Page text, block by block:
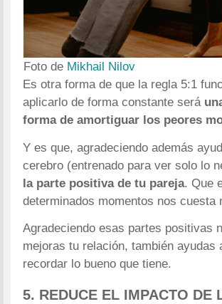
Foto de Mikhail Nilov
Es otra forma de que la regla 5:1
aplicarlo de forma constante será
forma de amortiguar los peores
Y es que, agradeciendo además
cerebro (entrenado para ver solo lo
la parte positiva de tu pareja. Que
determinados momentos nos cuesta
Agradeciendo esas partes positivas
mejoras tu relación, también ayudas
recordar lo bueno que tiene.
5. REDUCE EL IMPACTO DE